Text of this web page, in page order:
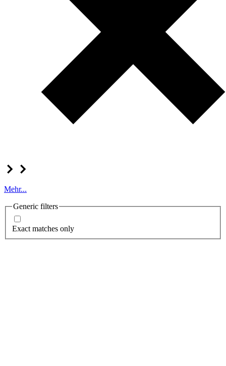
Mehr...
Generic filters
Exact matches only